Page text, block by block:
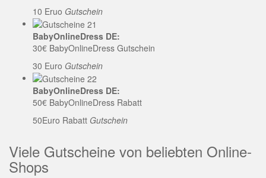
10 Eruo Gutschein
BabyOnlineDress DE:
30€ BabyOnlineDress Gutschein
30 Euro Gutschein
BabyOnlineDress DE:
50€ BabyOnlineDress Rabatt
50Euro Rabatt Gutschein
Viele Gutscheine von beliebten Online-
Shops